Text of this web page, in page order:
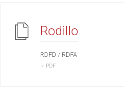
Rodillo
RDFD / RDFA
~ PDF